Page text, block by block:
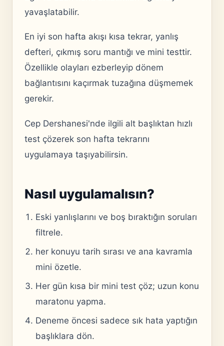
yavaşlatabilir.
En iyi son hafta akışı kısa tekrar, yanlış
defteri, çıkmış soru mantığı ve mini testtir.
Özellikle olayları ezberleyip dönem
bağlantısını kaçırmak tuzağına düşmemek
gerekir.
Cep Dershanesi'nde ilgili alt başlıktan hızlı
test çözerek son hafta tekrarını
uygulamaya taşıyabilirsin.
Nasıl uygulamalısın?
Eski yanlışlarını ve boş bıraktığın soruları
filtrele.
her konuyu tarih sırası ve ana kavramla
mini özetle.
Her gün kısa bir mini test çöz; uzun konu
maratonu yapma.
Deneme öncesi sadece sık hata yaptığın
başlıklara dön.